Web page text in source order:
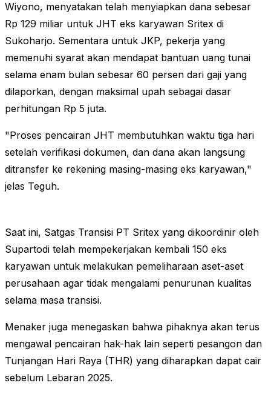
Wiyono, menyatakan telah menyiapkan dana sebesar
Rp 129 miliar untuk JHT eks karyawan Sritex di
Sukoharjo. Sementara untuk JKP, pekerja yang
memenuhi syarat akan mendapat bantuan uang tunai
selama enam bulan sebesar 60 persen dari gaji yang
dilaporkan, dengan maksimal upah sebagai dasar
perhitungan Rp 5 juta.
"Proses pencairan JHT membutuhkan waktu tiga hari
setelah verifikasi dokumen, dan dana akan langsung
ditransfer ke rekening masing-masing eks karyawan,"
jelas Teguh.
Saat ini, Satgas Transisi PT Sritex yang dikoordinir oleh
Supartodi telah mempekerjakan kembali 150 eks
karyawan untuk melakukan pemeliharaan aset-aset
perusahaan agar tidak mengalami penurunan kualitas
selama masa transisi.
Menaker juga menegaskan bahwa pihaknya akan terus
mengawal pencairan hak-hak lain seperti pesangon dan
Tunjangan Hari Raya (THR) yang diharapkan dapat cair
sebelum Lebaran 2025.